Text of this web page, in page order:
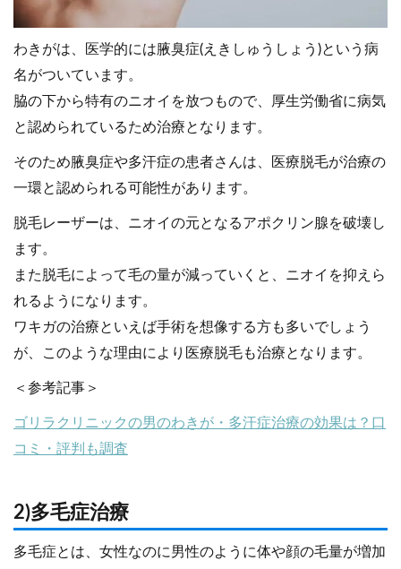
わきがは、医学的には腋臭症(えきしゅうしょう)という病
名がついています。
脇の下から特有のニオイを放つもので、厚生労働省に病気
と認められているため治療となります。
そのため腋臭症や多汗症の患者さんは、医療脱毛が治療の
一環と認められる可能性があります。
脱毛レーザーは、ニオイの元となるアポクリン腺を破壊し
ます。
また脱毛によって毛の量が減っていくと、ニオイを抑えら
れるようになります。
ワキガの治療といえば手術を想像する方も多いでしょう
が、このような理由により医療脱毛も治療となります。
＜参考記事＞
ゴリラクリニックの男のわきが・多汗症治療の効果は？口
コミ・評判も調査
2)多毛症治療
多毛症とは、女性なのに男性のように体や顔の毛量が増加